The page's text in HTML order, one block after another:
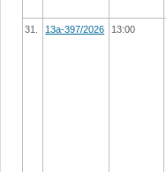
31. 13а-397/2026 13:00